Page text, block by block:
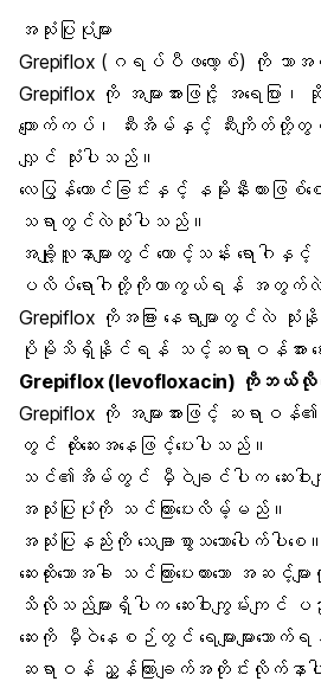
အသုံးပြုပုံများ
Grepiflox (ဂရပ်ပီဖလော့စ်) ကို ဘာ
Grepiflox ကို အများအားဖြင့ို အရေပြား၊
ကျောက်ကပ်၊ ဆီးအိမ်နှင့် ဆီးကျိတ်တို့တွင်
လျှင် သုံးပါသည်။
လေပြွန်ယောင်ခြင်းနှင့် နမိုးနီးယားဖြစ်စ
သရာတွင်လဲသုံးပါသည်။
အချို့လူနာများတွင် ထောင့်သန်း ရောဂါနှင့်
ပလိပ်ရောဂါတို့ကိုကာကွယ်ရန် အတွက်လဲ
Grepiflox ကိုအခြား နေရာမျာတွင်လဲ သုံ
ပိုမိုသိရှိနိုင်ရန် သင့်ဆရာဝန်အား မေး
Grepiflox (levofloxacin) ကိုဘယ်လို
Grepiflox ကို အများအားဖြင့် ဆရာဝန်၏
တွင် ထိုးဆေးအနေဖြင့်ပေးပါသည်။
သင်၏အိမ်တွင် မှီဝဲချင်ပါက ဆေးဝါး
အသုံးပြုပုံကို သင်ကြားပေးလိမ့်မည်။
အသုံးပြုနည်းကို သေချာစွာသဘောပေါက်ပါစေ။
ဆေးထိုးသောအခါ သင်ကြားပေးထားသော အဆင့်မ
သိလိုသည်များရှိပါက ဆေးဝါးကျွမ်းကျင်
ဆေးကို မှီဝဲနေစဉ်တွင် ရေများများသ
ဆရာဝန် ညွှန်ကြားချက်အတိုင်းလိုက်န